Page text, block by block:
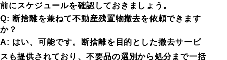
前にスケジュールを確認しておきましょう。
Q: 断捨離を兼ねて不動産残置物撤去を依頼できます
か？
A: はい、可能です。断捨離を目的とした撤去サービ
スも提供されており、不要品の選別から処分まで一括